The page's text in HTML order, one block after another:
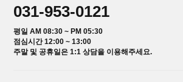
031-953-0121
평일 AM 08:30 ~ PM 05:30
점심시간 12:00 ~ 13:00
주말 및 공휴일은 1:1 상담을 이용해주세요.